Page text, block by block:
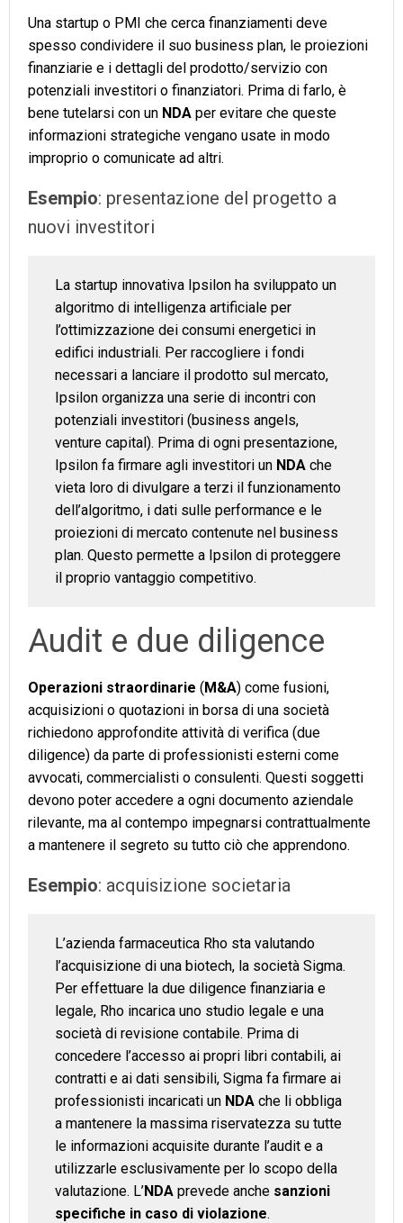
Una startup o PMI che cerca finanziamenti deve
spesso condividere il suo business plan, le proiezioni
finanziarie e i dettagli del prodotto/servizio con
potenziali investitori o finanziatori. Prima di farlo, è
bene tutelarsi con un NDA per evitare che queste
informazioni strategiche vengano usate in modo
improprio o comunicate ad altri.
Esempio: presentazione del progetto a
nuovi investitori
La startup innovativa Ipsilon ha sviluppato un
algoritmo di intelligenza artificiale per
l’ottimizzazione dei consumi energetici in
edifici industriali. Per raccogliere i fondi
necessari a lanciare il prodotto sul mercato,
Ipsilon organizza una serie di incontri con
potenziali investitori (business angels,
venture capital). Prima di ogni presentazione,
Ipsilon fa firmare agli investitori un NDA che
vieta loro di divulgare a terzi il funzionamento
dell’algoritmo, i dati sulle performance e le
proiezioni di mercato contenute nel business
plan. Questo permette a Ipsilon di proteggere
il proprio vantaggio competitivo.
Audit e due diligence
Operazioni straordinarie (M&A) come fusioni,
acquisizioni o quotazioni in borsa di una società
richiedono approfondite attività di verifica (due
diligence) da parte di professionisti esterni come
avvocati, commercialisti o consulenti. Questi soggetti
devono poter accedere a ogni documento aziendale
rilevante, ma al contempo impegnarsi contrattualmente
a mantenere il segreto su tutto ciò che apprendono.
Esempio: acquisizione societaria
L’azienda farmaceutica Rho sta valutando
l’acquisizione di una biotech, la società Sigma.
Per effettuare la due diligence finanziaria e
legale, Rho incarica uno studio legale e una
società di revisione contabile. Prima di
concedere l’accesso ai propri libri contabili, ai
contratti e ai dati sensibili, Sigma fa firmare ai
professionisti incaricati un NDA che li obbliga
a mantenere la massima riservatezza su tutte
le informazioni acquisite durante l’audit e a
utilizzarle esclusivamente per lo scopo della
valutazione. L’NDA prevede anche sanzioni
specifiche in caso di violazione.